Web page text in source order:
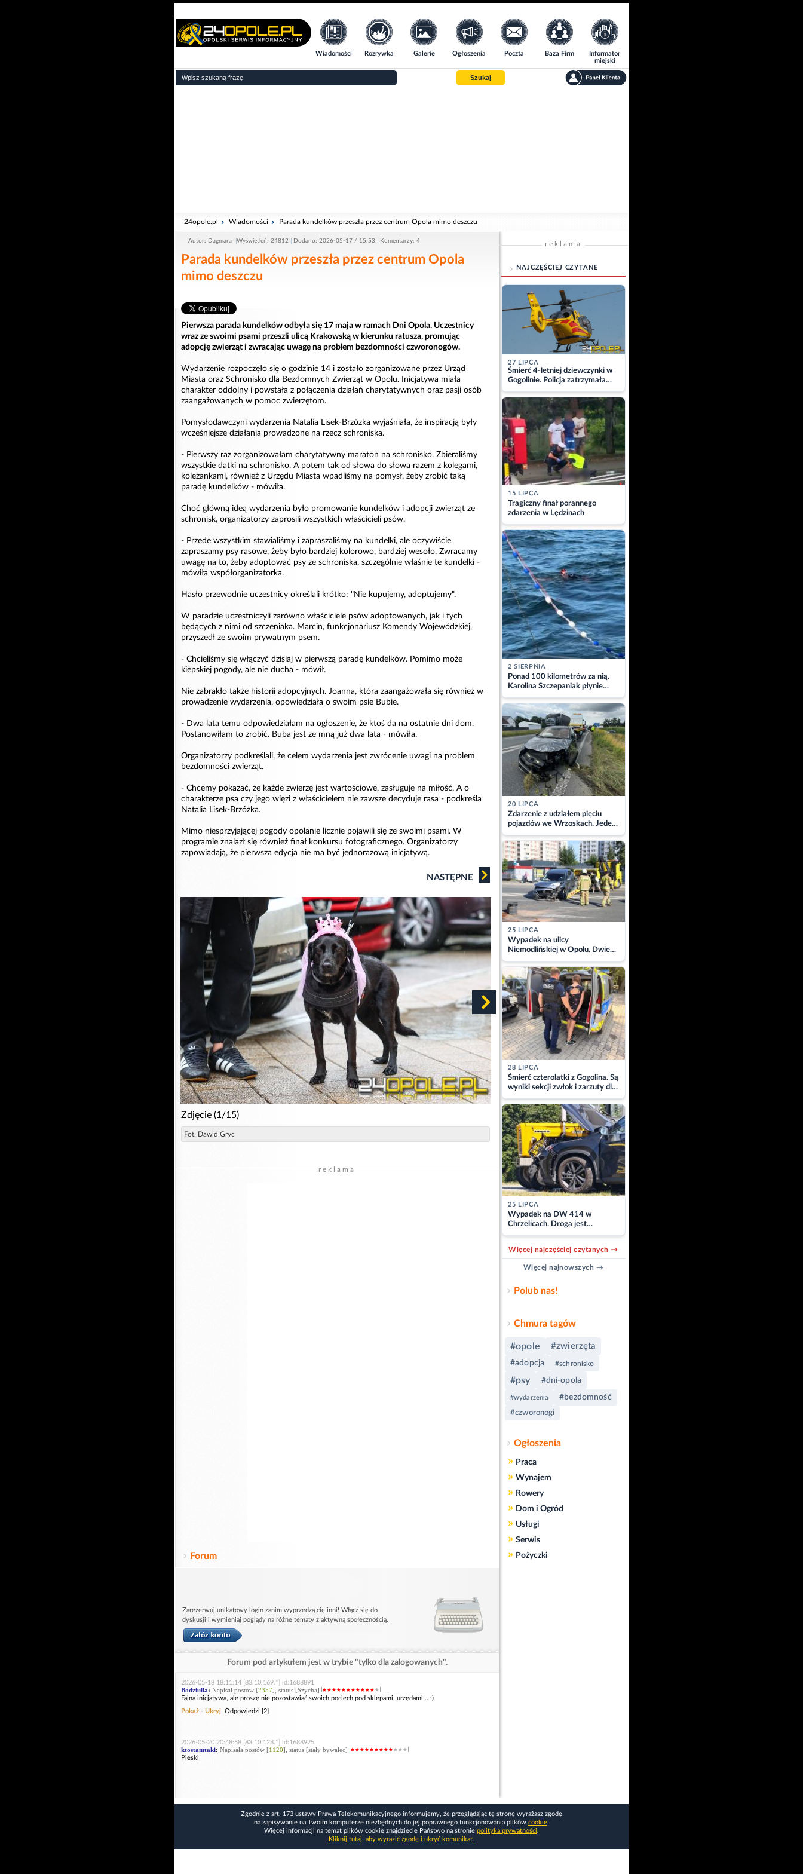
Wiadomości Rozrywka Galerie Ogłoszenia Poczta Baza Firm
Informator
miejski
Szukaj
24opole.pl Wiadomości Parada kundelków przeszła przez centrum Opola mimo deszczu
Autor: Dagmara Wyświetleń: 24812 Dodano: 2026-05-17 / 15:53 Komentarzy: 4
Parada kundelków przeszła przez centrum Opola
mimo deszczu
Pierwsza parada kundelków odbyła się 17 maja w ramach Dni Opola. Uczestnicy
wraz ze swoimi psami przeszli ulicą Krakowską w kierunku ratusza, promując
adopcję zwierząt i zwracając uwagę na problem bezdomności czworonogów.
Wydarzenie rozpoczęło się o godzinie 14 i zostało zorganizowane przez Urząd
Miasta oraz Schronisko dla Bezdomnych Zwierząt w Opolu. Inicjatywa miała
charakter oddolny i powstała z połączenia działań charytatywnych oraz pasji osób
zaangażowanych w pomoc zwierzętom.
Pomysłodawczyni wydarzenia Natalia Lisek-Brzózka wyjaśniała, że inspiracją były
wcześniejsze działania prowadzone na rzecz schroniska.
- Pierwszy raz zorganizowałam charytatywny maraton na schronisko. Zbieraliśmy
wszystkie datki na schronisko. A potem tak od słowa do słowa razem z kolegami,
koleżankami, również z Urzędu Miasta wpadliśmy na pomysł, żeby zrobić taką
paradę kundelków - mówiła.
Choć główną ideą wydarzenia było promowanie kundelków i adopcji zwierząt ze
schronisk, organizatorzy zaprosili wszystkich właścicieli psów.
- Przede wszystkim stawialiśmy i zapraszaliśmy na kundelki, ale oczywiście
zapraszamy psy rasowe, żeby było bardziej kolorowo, bardziej wesoło. Zwracamy
uwagę na to, żeby adoptować psy ze schroniska, szczególnie właśnie te kundelki -
mówiła współorganizatorka.
Hasło przewodnie uczestnicy określali krótko: "Nie kupujemy, adoptujemy".
W paradzie uczestniczyli zarówno właściciele psów adoptowanych, jak i tych
będących z nimi od szczeniaka. Marcin, funkcjonariusz Komendy Wojewódzkiej,
przyszedł ze swoim prywatnym psem.
- Chcieliśmy się włączyć dzisiaj w pierwszą paradę kundelków. Pomimo może
kiepskiej pogody, ale nie ducha - mówił.
Nie zabrakło także historii adopcyjnych. Joanna, która zaangażowała się również w
prowadzenie wydarzenia, opowiedziała o swoim psie Bubie.
- Dwa lata temu odpowiedziałam na ogłoszenie, że ktoś da na ostatnie dni dom.
Postanowiłam to zrobić. Buba jest ze mną już dwa lata - mówiła.
Organizatorzy podkreślali, że celem wydarzenia jest zwrócenie uwagi na problem
bezdomności zwierząt.
- Chcemy pokazać, że każde zwierzę jest wartościowe, zasługuje na miłość. A o
charakterze psa czy jego więzi z właścicielem nie zawsze decyduje rasa - podkreśla
Natalia Lisek-Brzózka.
Mimo niesprzyjającej pogody opolanie licznie pojawili się ze swoimi psami. W
programie znalazł się również finał konkursu fotograficznego. Organizatorzy
zapowiadają, że pierwsza edycja nie ma być jednorazową inicjatywą.
NASTĘPNE
Zdjęcie (1/15)
Fot. Dawid Gryc
reklama
Forum
Zarezerwuj unikatowy login zanim wyprzedzą cię inni! Włącz się do
dyskusji i wymieniaj poglądy na różne tematy z aktywną społecznością.
Forum pod artykułem jest w trybie "tylko dla zalogowanych".
2026-05-18 18:11:14 [83.10.169.*] id:1688891
Bodziulla: Napisał postów [2357], status [Szycha]
Fajna inicjatywa, ale proszę nie pozostawiać swoich pociech pod sklepami, urzędami... :)
Pokaż - Ukryj Odpowiedzi [2]
2026-05-20 20:48:58 [83.10.128.*] id:1688925
ktostamtaki: Napisała postów [1120], status [stały bywalec]
Pieski
reklama
NAJCZĘŚCIEJ CZYTANE
27 LIPCA
Śmierć 4-letniej dziewczynki w
Gogolinie. Policja zatrzymała
matkę
15 LIPCA
Tragiczny finał porannego
zdarzenia w Lędzinach
2 SIERPNIA
Ponad 100 kilometrów za nią.
Karolina Szczepaniak płynie
przez Bałtyk dla Piotra.
Aktualizacja
20 LIPCA
Zdarzenie z udziałem pięciu
pojazdów we Wrzoskach. Jeden
z kierowców zabrany w
kajdankach
25 LIPCA
Wypadek na ulicy
Niemodlińskiej w Opolu. Dwie
osoby w szpitalu
28 LIPCA
Śmierć czterolatki z Gogolina. Są
wyniki sekcji zwłok i zarzuty dla
matki
25 LIPCA
Wypadek na DW 414 w
Chrzelicach. Droga jest
zablokowana
Więcej najczęściej czytanych →
Więcej najnowszych →
Polub nas!
Chmura tagów
#opole #zwierzęta
#adopcja #schronisko
#psy #dni-opola
#wydarzenia #bezdomność
#czworonogi
Ogłoszenia
» Praca
» Wynajem
» Rowery
» Dom i Ogród
» Usługi
» Serwis
» Pożyczki
Zgodnie z art. 173 ustawy Prawa Telekomunikacyjnego informujemy, że przeglądając tę stronę wyrażasz zgodę
na zapisywanie na Twoim komputerze niezbędnych do jej poprawnego funkcjonowania plików cookie.
Więcej informacji na temat plików cookie znajdziecie Państwo na stronie polityka prywatności.
Kliknij tutaj, aby wyrazić zgodę i ukryć komunikat.